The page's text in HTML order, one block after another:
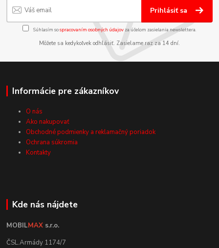
Prihlásiť sa
Súhlasím sospracovaním osobných údajov za účelom zasielania newslettera.
Môžete sa kedykoľvek odhlásiť. Zasielame raz za 14 dní.
Informácie pre zákazníkov
O nás
Ako nakupovať
Obchodné podmienky a reklamačný poriadok
Ochrana súkromia
Kontakty
Kde nás nájdete
MOBILMAX s.r.o.
ČSL.Armády 1174/7